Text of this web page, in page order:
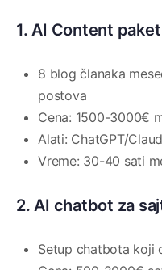
1. AI Content
8 blog članaka
postova
Cena: 1500-3000€
Alati: ChatGPT/
Vreme: 30-40 sati
2. AI chatbot za
Setup chatbota koji